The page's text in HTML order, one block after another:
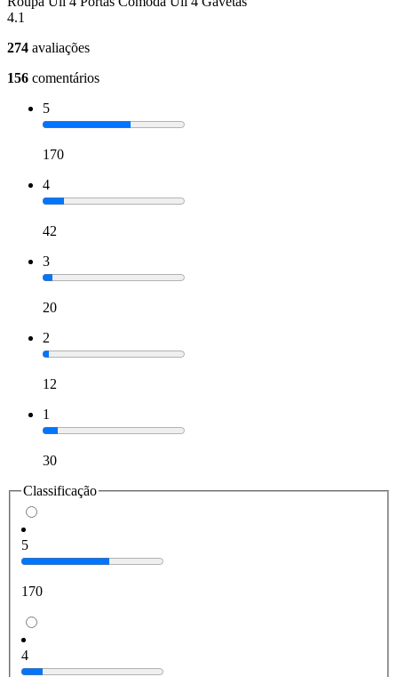
4.1
274 avaliações
156 comentários
5
170
4
42
3
20
2
12
1
30
Classificação
5
170
4